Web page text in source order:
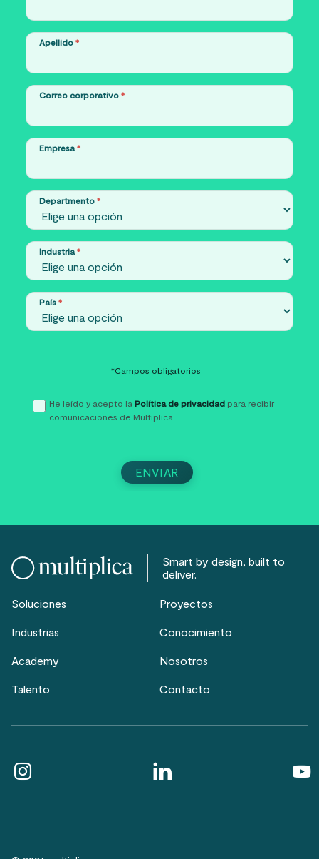
Apellido *
Correo corporativo *
Empresa*
Departmento *
Industria*
País *
*Campos obligatorios
He leído y acepto la Política de privacidad para recibir
comunicaciones de Multiplica.
Smart by design, built to
deliver.
Soluciones Proyectos
Industrias Conocimiento
Academy Nosotros
Talento Contacto